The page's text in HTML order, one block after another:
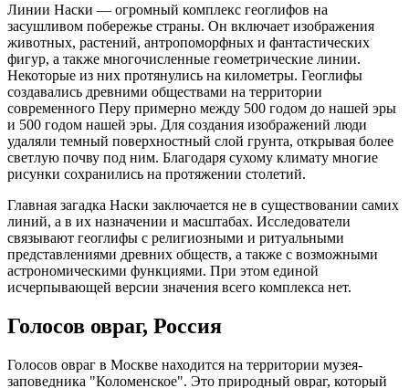
Линии Наски — огромный комплекс геоглифов на
засушливом побережье страны. Он включает изображения
животных, растений, антропоморфных и фантастических
фигур, а также многочисленные геометрические линии.
Некоторые из них протянулись на километры. Геоглифы
создавались древними обществами на территории
современного Перу примерно между 500 годом до нашей эры
и 500 годом нашей эры. Для создания изображений люди
удаляли темный поверхностный слой грунта, открывая более
светлую почву под ним. Благодаря сухому климату многие
рисунки сохранились на протяжении столетий.
Главная загадка Наски заключается не в существовании самих
линий, а в их назначении и масштабах. Исследователи
связывают геоглифы с религиозными и ритуальными
представлениями древних обществ, а также с возможными
астрономическими функциями. При этом единой
исчерпывающей версии значения всего комплекса нет.
Голосов овраг, Россия
Голосов овраг в Москве находится на территории музея-
заповедника "Коломенское". Это природный овраг, который